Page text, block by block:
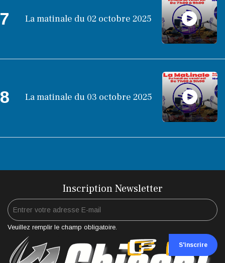
7 La matinale du 02 octobre 2025
8 La matinale du 03 octobre 2025
Inscription Newsletter
Veuillez remplir le champ obligatoire.
S'inscrire